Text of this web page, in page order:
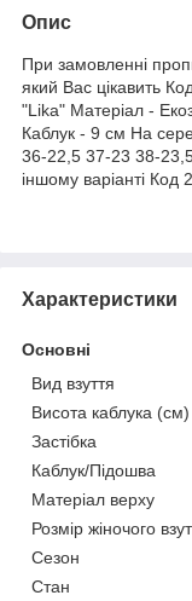
Опис
При замовленні
який Вас цікавить
"Lika" Матеріал -
Каблук - 9 см На
36-22,5 37-23 38-
іншому варіанті
Характеристики
Основні
Вид взуття
Висота каблука (см)
Застібка
Каблук/Підошва
Матеріал верху
Розмір жіночого
Сезон
Стан